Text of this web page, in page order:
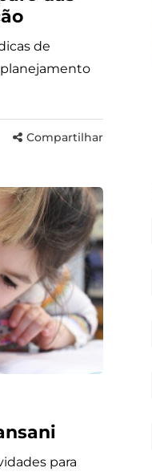
de
Compartilhar
para